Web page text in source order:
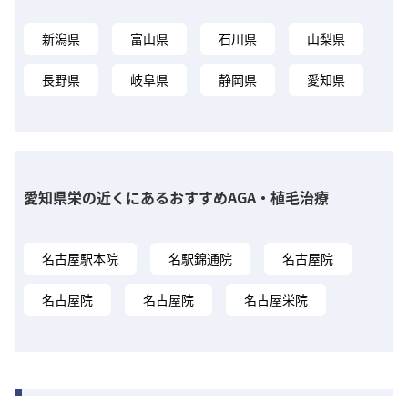
新潟県 富山県 石川県 山梨県
長野県 岐阜県 静岡県 愛知県
愛知県栄の近くにあるおすすめAGA・植毛治療
名古屋駅本院 名駅錦通院 名古屋院
名古屋院 名古屋院 名古屋栄院